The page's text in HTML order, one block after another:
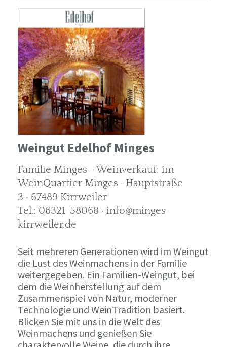
Weingut Edelhof Minges
Familie Minges - Weinverkauf: im
WeinQuartier Minges · Hauptstraße
3 · 67489 Kirrweiler
Tel.: 06321-58068 · info@minges-
kirrweiler.de
Seit mehreren Generationen wird im Weingut
die Lust des Weinmachens in der Familie
weitergegeben. Ein Familien-Weingut, bei
dem die Weinherstellung auf dem
Zusammenspiel von Natur, moderner
Technologie und WeinTradition basiert.
Blicken Sie mit uns in die Welt des
Weinmachens und genießen Sie